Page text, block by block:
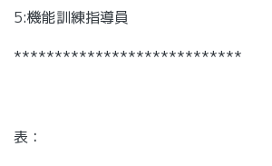
5:機能訓練指導員
****************************
表：